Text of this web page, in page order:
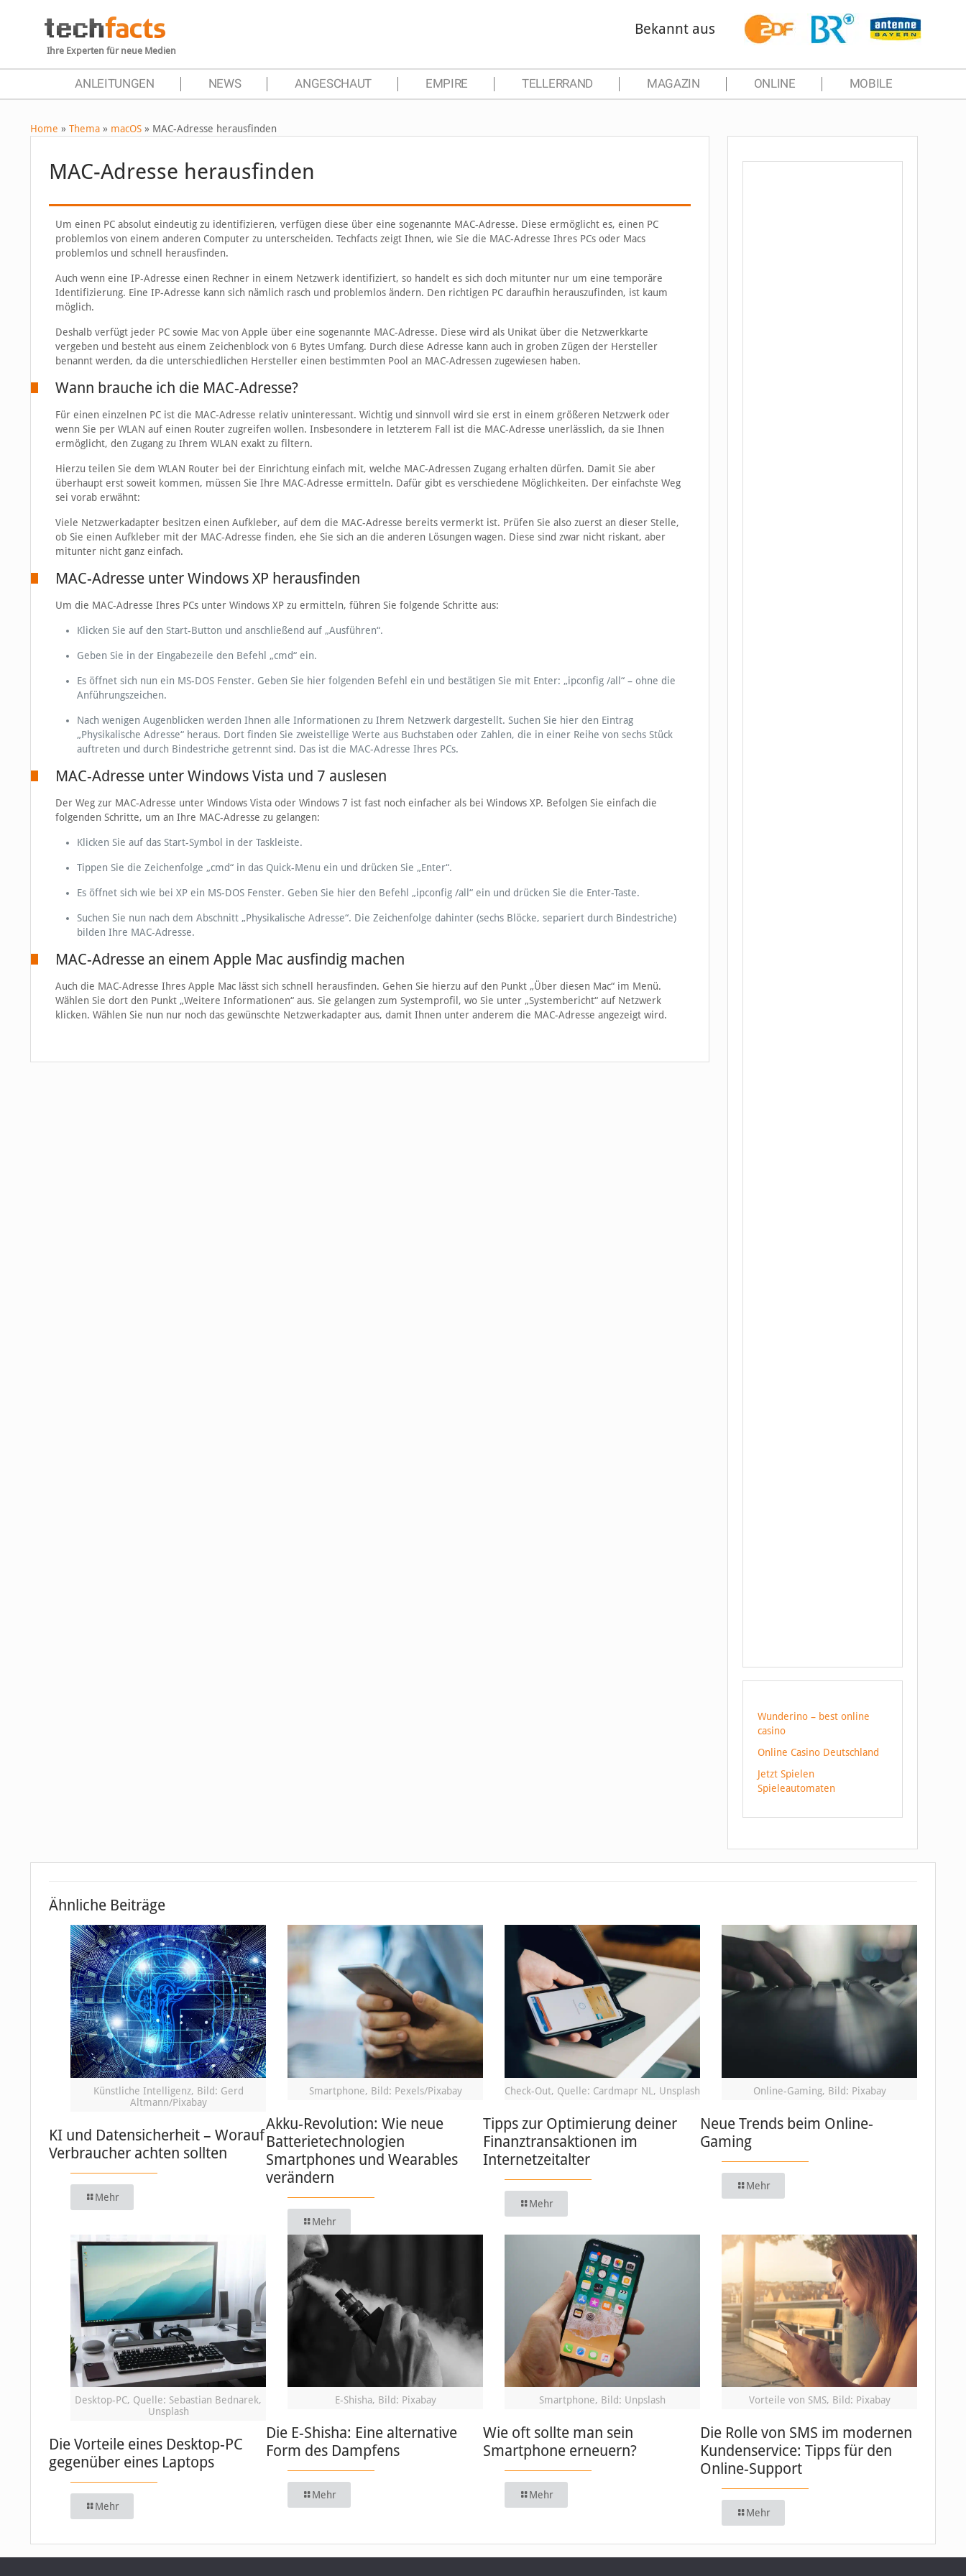
Ihre Experten für neue Medien
Bekannt aus
ANLEITUNGEN NEWS ANGESCHAUT EMPIRE TELLERRAND MAGAZIN ONLINE MOBILE
Home » Thema » macOS » MAC-Adresse herausfinden
MAC-Adresse herausfinden
Um einen PC absolut eindeutig zu identifizieren, verfügen diese über eine sogenannte MAC-Adresse. Diese ermöglicht es, einen PC
problemlos von einem anderen Computer zu unterscheiden. Techfacts zeigt Ihnen, wie Sie die MAC-Adresse Ihres PCs oder Macs
problemlos und schnell herausfinden.
Auch wenn eine IP-Adresse einen Rechner in einem Netzwerk identifiziert, so handelt es sich doch mitunter nur um eine temporäre
Identifizierung. Eine IP-Adresse kann sich nämlich rasch und problemlos ändern. Den richtigen PC daraufhin herauszufinden, ist kaum
möglich.
Deshalb verfügt jeder PC sowie Mac von Apple über eine sogenannte MAC-Adresse. Diese wird als Unikat über die Netzwerkkarte
vergeben und besteht aus einem Zeichenblock von 6 Bytes Umfang. Durch diese Adresse kann auch in groben Zügen der Hersteller
benannt werden, da die unterschiedlichen Hersteller einen bestimmten Pool an MAC-Adressen zugewiesen haben.
Wann brauche ich die MAC-Adresse?
Für einen einzelnen PC ist die MAC-Adresse relativ uninteressant. Wichtig und sinnvoll wird sie erst in einem größeren Netzwerk oder
wenn Sie per WLAN auf einen Router zugreifen wollen. Insbesondere in letzterem Fall ist die MAC-Adresse unerlässlich, da sie Ihnen
ermöglicht, den Zugang zu Ihrem WLAN exakt zu filtern.
Hierzu teilen Sie dem WLAN Router bei der Einrichtung einfach mit, welche MAC-Adressen Zugang erhalten dürfen. Damit Sie aber
überhaupt erst soweit kommen, müssen Sie Ihre MAC-Adresse ermitteln. Dafür gibt es verschiedene Möglichkeiten. Der einfachste Weg
sei vorab erwähnt:
Viele Netzwerkadapter besitzen einen Aufkleber, auf dem die MAC-Adresse bereits vermerkt ist. Prüfen Sie also zuerst an dieser Stelle,
ob Sie einen Aufkleber mit der MAC-Adresse finden, ehe Sie sich an die anderen Lösungen wagen. Diese sind zwar nicht riskant, aber
mitunter nicht ganz einfach.
MAC-Adresse unter Windows XP herausfinden
Um die MAC-Adresse Ihres PCs unter Windows XP zu ermitteln, führen Sie folgende Schritte aus:
Klicken Sie auf den Start-Button und anschließend auf „Ausführen“.
Geben Sie in der Eingabezeile den Befehl „cmd“ ein.
Es öffnet sich nun ein MS-DOS Fenster. Geben Sie hier folgenden Befehl ein und bestätigen Sie mit Enter: „ipconfig /all“ – ohne die
Anführungszeichen.
Nach wenigen Augenblicken werden Ihnen alle Informationen zu Ihrem Netzwerk dargestellt. Suchen Sie hier den Eintrag
„Physikalische Adresse“ heraus. Dort finden Sie zweistellige Werte aus Buchstaben oder Zahlen, die in einer Reihe von sechs Stück
auftreten und durch Bindestriche getrennt sind. Das ist die MAC-Adresse Ihres PCs.
MAC-Adresse unter Windows Vista und 7 auslesen
Der Weg zur MAC-Adresse unter Windows Vista oder Windows 7 ist fast noch einfacher als bei Windows XP. Befolgen Sie einfach die
folgenden Schritte, um an Ihre MAC-Adresse zu gelangen:
Klicken Sie auf das Start-Symbol in der Taskleiste.
Tippen Sie die Zeichenfolge „cmd“ in das Quick-Menu ein und drücken Sie „Enter“.
Es öffnet sich wie bei XP ein MS-DOS Fenster. Geben Sie hier den Befehl „ipconfig /all“ ein und drücken Sie die Enter-Taste.
Suchen Sie nun nach dem Abschnitt „Physikalische Adresse“. Die Zeichenfolge dahinter (sechs Blöcke, separiert durch Bindestriche)
bilden Ihre MAC-Adresse.
MAC-Adresse an einem Apple Mac ausfindig machen
Auch die MAC-Adresse Ihres Apple Mac lässt sich schnell herausfinden. Gehen Sie hierzu auf den Punkt „Über diesen Mac“ im Menü.
Wählen Sie dort den Punkt „Weitere Informationen“ aus. Sie gelangen zum Systemprofil, wo Sie unter „Systembericht“ auf Netzwerk
klicken. Wählen Sie nun nur noch das gewünschte Netzwerkadapter aus, damit Ihnen unter anderem die MAC-Adresse angezeigt wird.
Wunderino – best online
casino
Online Casino Deutschland
Jetzt Spielen
Spieleautomaten
Ähnliche Beiträge
Künstliche Intelligenz, Bild: Gerd
Altmann/Pixabay
KI und Datensicherheit – Worauf
Verbraucher achten sollten
Mehr
Smartphone, Bild: Pexels/Pixabay
Akku-Revolution: Wie neue
Batterietechnologien
Smartphones und Wearables
verändern
Mehr
Check-Out, Quelle: Cardmapr NL, Unsplash
Tipps zur Optimierung deiner
Finanztransaktionen im
Internetzeitalter
Mehr
Online-Gaming, Bild: Pixabay
Neue Trends beim Online-
Gaming
Mehr
Desktop-PC, Quelle: Sebastian Bednarek,
Unsplash
Die Vorteile eines Desktop-PC
gegenüber eines Laptops
Mehr
E-Shisha, Bild: Pixabay
Die E-Shisha: Eine alternative
Form des Dampfens
Mehr
Smartphone, Bild: Unpslash
Wie oft sollte man sein
Smartphone erneuern?
Mehr
Vorteile von SMS, Bild: Pixabay
Die Rolle von SMS im modernen
Kundenservice: Tipps für den
Online-Support
Mehr